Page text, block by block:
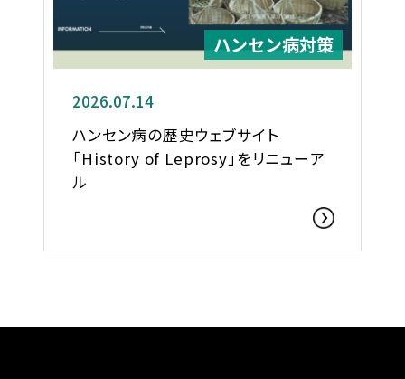
ハンセン病対策
2026.07.14
ハンセン病の歴史ウェブサイト
「History of Leprosy」をリニューア
ル